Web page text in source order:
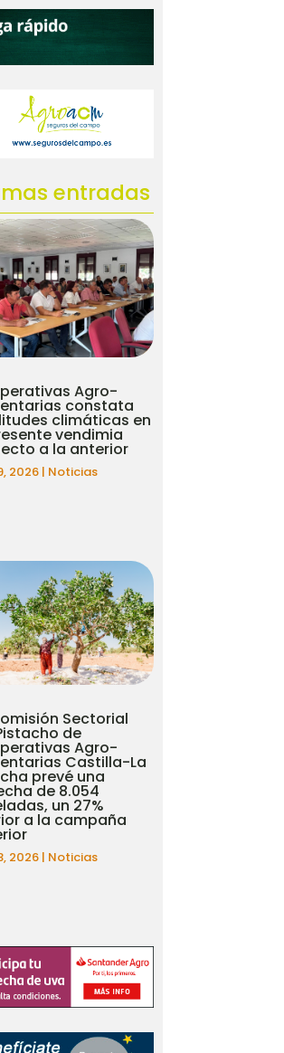
entradas
Agro-
constata
climáticas en
vendimia
a la anterior
2026 | Noticias
Sectorial
de
Agro-
Castilla-La
prevé una
de 8.054
un 27%
a la campaña
2026 | Noticias